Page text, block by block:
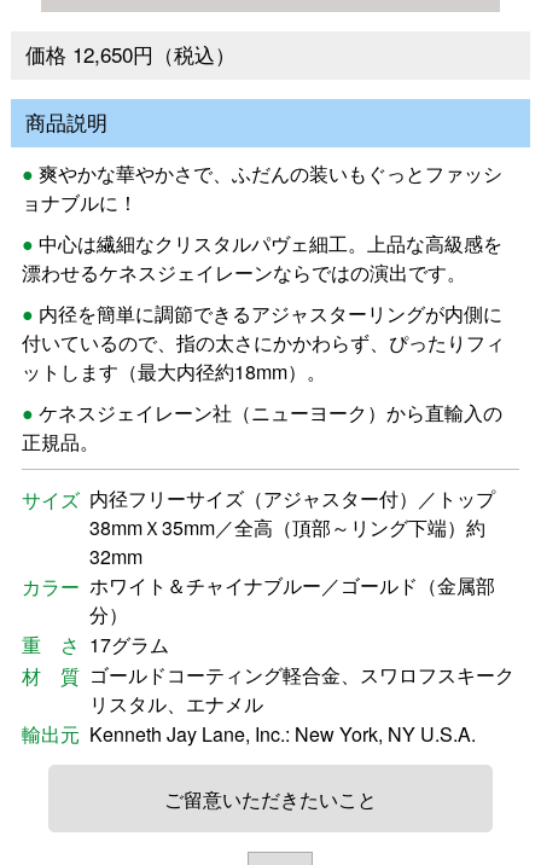
価格 12,650円（税込）
商品説明
爽やかな華やかさで、ふだんの装いもぐっとファッシ
ョナブルに！
中心は繊細なクリスタルパヴェ細工。上品な高級感を
漂わせるケネスジェイレーンならではの演出です。
内径を簡単に調節できるアジャスターリングが内側に
付いているので、指の太さにかかわらず、ぴったりフィ
ットします（最大内径約18mm）。
ケネスジェイレーン社（ニューヨーク）から直輸入の
正規品。
サイズ 内径フリーサイズ（アジャスター付）／トップ
38mmＸ35mm／全高（頂部～リング下端）約
32mm
カラー ホワイト＆チャイナブルー／ゴールド（金属部
分）
重 さ 17グラム
材 質 ゴールドコーティング軽合金、スワロフスキーク
リスタル、エナメル
輸出元 Kenneth Jay Lane, Inc.: New York, NY U.S.A.
ご留意いただきたいこと